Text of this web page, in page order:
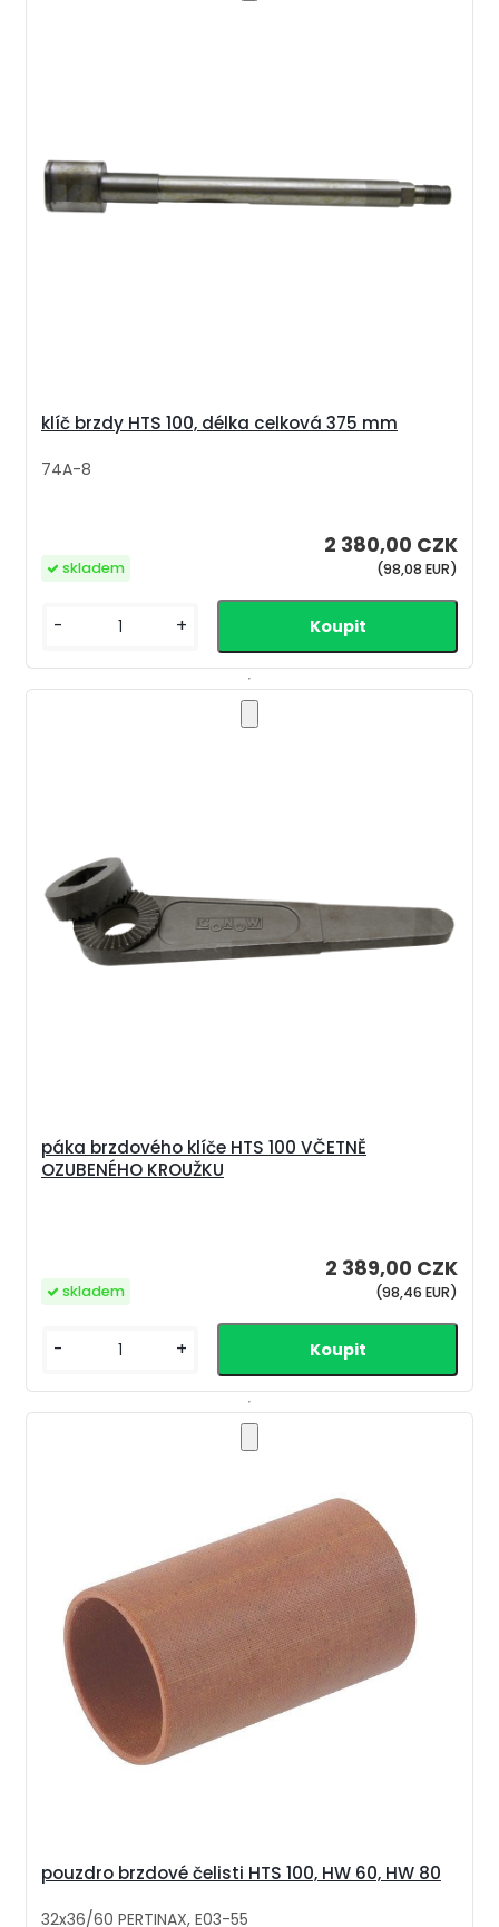
klíč brzdy HTS 100, délka celková 375 mm
74A-8
2 380,00 CZK
(98,08 EUR)
skladem
- +
páka brzdového klíče HTS 100 VČETNĚ
OZUBENÉHO KROUŽKU
2 389,00 CZK
(98,46 EUR)
skladem
- +
pouzdro brzdové čelisti HTS 100, HW 60, HW 80
32x36/60 PERTINAX, E03-55